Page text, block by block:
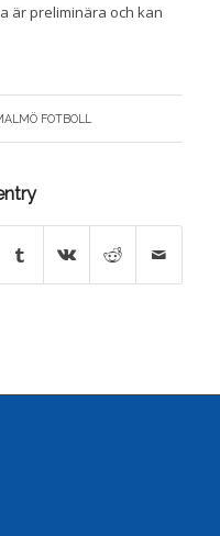
är preliminära och kan
FOTBOLL